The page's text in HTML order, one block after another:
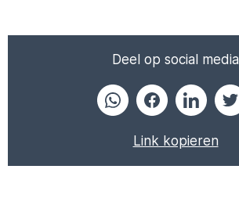
Deel op social media
Link kopieren